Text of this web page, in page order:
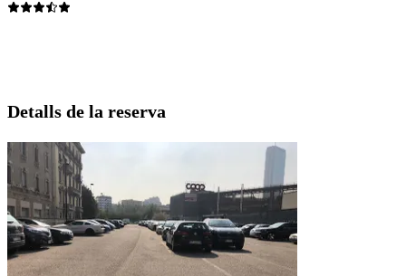
Detalls de la reserva